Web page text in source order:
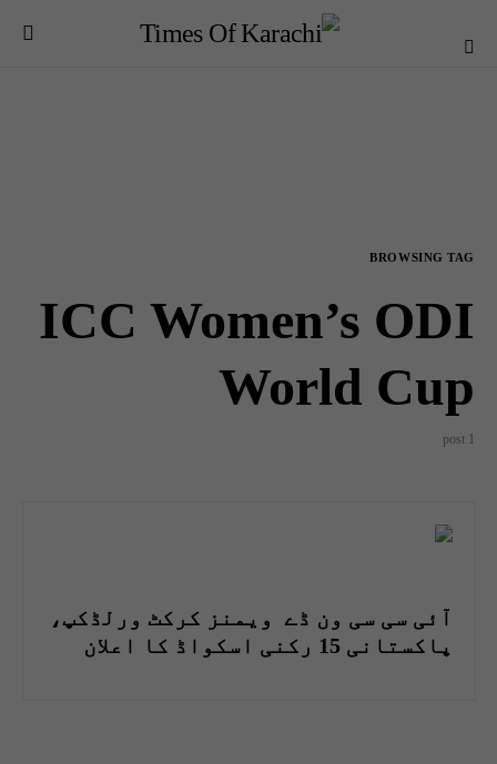
BROWSING TAG
ICC Women’s ODI
World Cup
1 post
آئی سی سی ون ڈے ویمنز کرکٹ ورلڈکپ،
پاکستانی 15 رکنی اسکواڈ کا اعلان